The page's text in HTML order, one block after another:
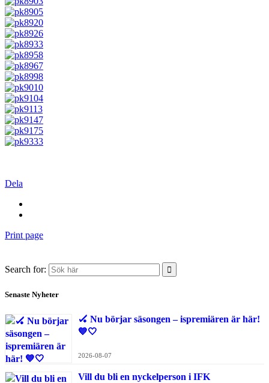
Dela
Print page
Search for:
Senaste Nyheter
🏑 Nu börjar säsongen – ispremiären är här!
💙🤍
2026-08-07
Vill du bli en nyckelperson i IFK